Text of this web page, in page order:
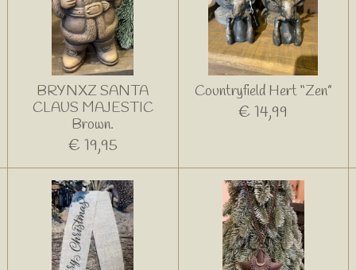
BRYNXZ SANTA
CLAUS MAJESTIC
Brown.
€ 19,95
Countryfield Hert “Zen”
€ 14,99